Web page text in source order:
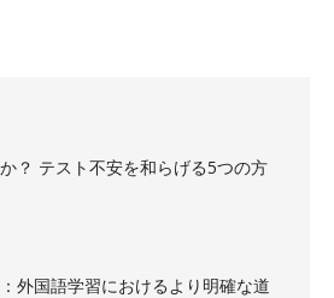
？ テスト不安を和らげる5つの方
外国語学習におけるより明確な道